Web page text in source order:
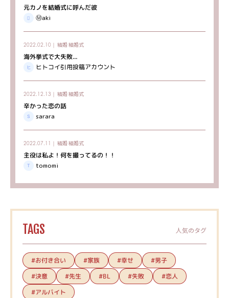
元カノを結婚式に呼んだ彼
Ⓜ︎aki
2022.02.10｜ 結婚結婚式
海外挙式で大失敗...
ヒトコイ引用投稿アカウント
2022.12.13｜ 結婚結婚式
辛かった恋の話
sarara
2022.07.11｜ 結婚結婚式
主役は私よ！何を撮ってるの！！
tomomi
TAGS 人気のタグ
#お付き合い #家族 #幸せ
#男子
#決意
#先生 #BL #失敗 #恋人
#アルバイト